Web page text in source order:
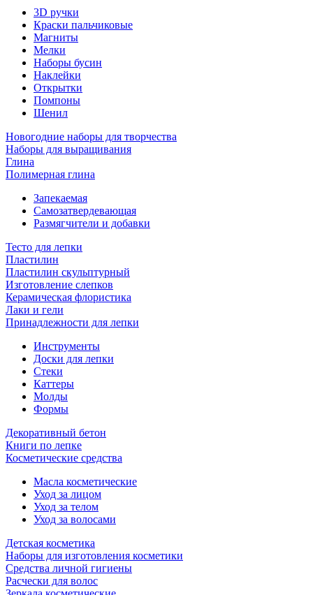
3D ручки
Краски пальчиковые
Магниты
Мелки
Наборы бусин
Наклейки
Открытки
Помпоны
Шенил
Новогодние наборы для творчества
Наборы для выращивания
Глина
Полимерная глина
Запекаемая
Самозатвердевающая
Размягчители и добавки
Тесто для лепки
Пластилин
Пластилин скульптурный
Изготовление слепков
Керамическая флористика
Лаки и гели
Принадлежности для лепки
Инструменты
Доски для лепки
Стеки
Каттеры
Молды
Формы
Декоративный бетон
Книги по лепке
Косметические средства
Масла косметические
Уход за лицом
Уход за телом
Уход за волосами
Детская косметика
Наборы для изготовления косметики
Средства личной гигиены
Расчески для волос